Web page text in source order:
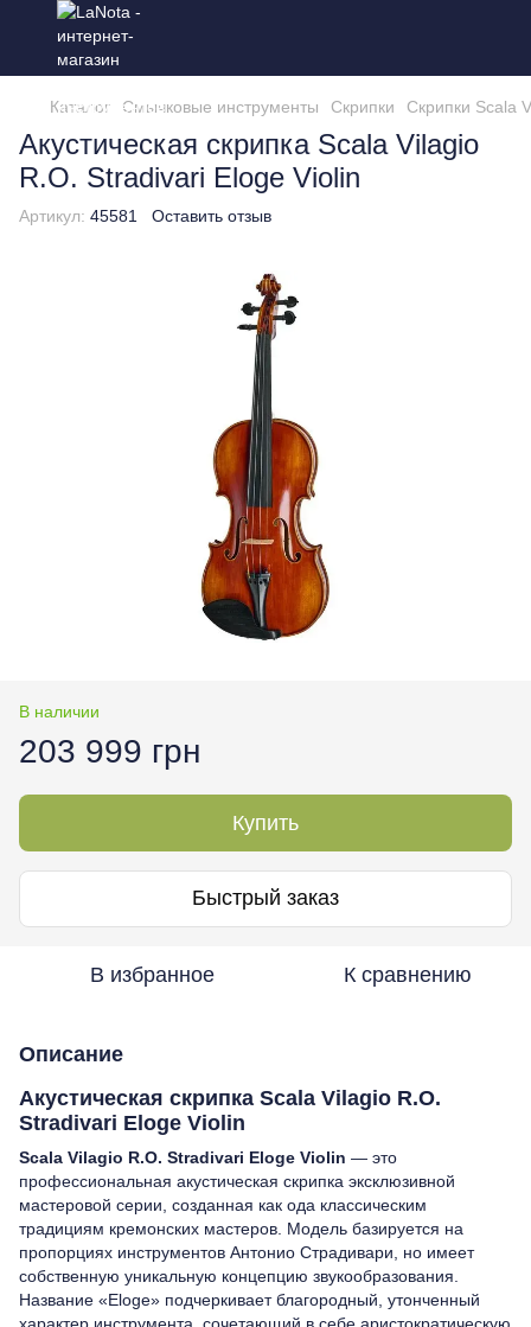
Каталог Смычковые инструменты Скрипки Скрипки Scala
Акустическая скрипка Scala Vilagio
R.O. Stradivari Eloge Violin
Артикул: 45581 Оставить отзыв
В наличии
203 999 грн
Купить
Быстрый заказ
В избранное К сравнению
Описание
Акустическая скрипка Scala Vilagio R.O.
Stradivari Eloge Violin
Scala Vilagio R.O. Stradivari Eloge Violin — это
профессиональная акустическая скрипка эксклюзивной
мастеровой серии, созданная как ода классическим
традициям кремонских мастеров. Модель базируется на
пропорциях инструментов Антонио Страдивари, но имеет
собственную уникальную концепцию звукообразования.
Название «Eloge» подчеркивает благородный, утонченный